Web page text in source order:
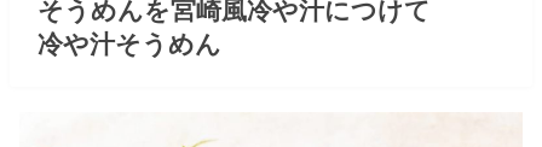
そうめんを宮崎風冷や汁につけて
冷や汁そうめん